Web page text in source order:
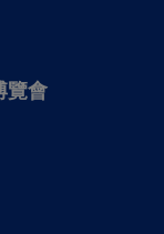
覽會